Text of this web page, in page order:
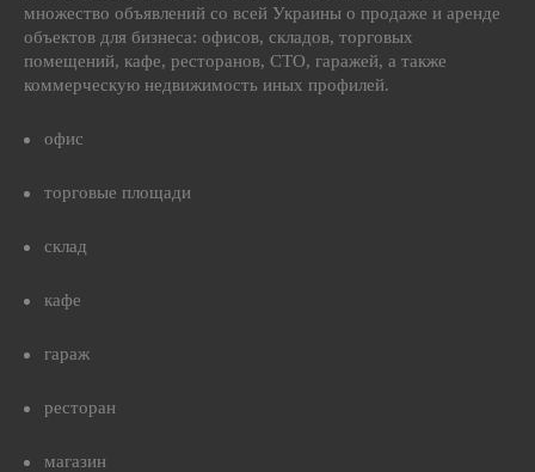
множество объявлений со всей Украины о продаже и аренде
объектов для бизнеса: офисов, складов, торговых
помещений, кафе, ресторанов, СТО, гаражей, а также
коммерческую недвижимость иных профилей.
офис
торговые площади
склад
кафе
гараж
ресторан
магазин